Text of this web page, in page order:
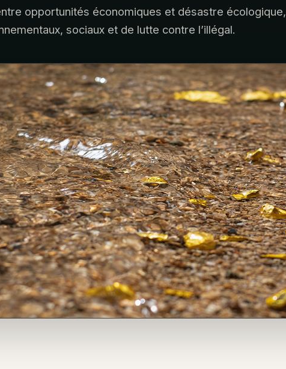
opportunités économiques et désastre écologique,
sociaux et de lutte contre l’illégal.